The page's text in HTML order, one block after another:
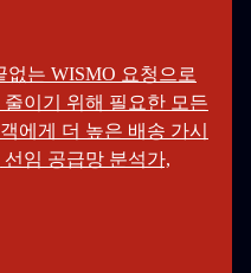
없는 WISMO 요청으로
이기 위해 필요한 모든
에게 더 높은 배송 가시
선임 공급망 분석가,